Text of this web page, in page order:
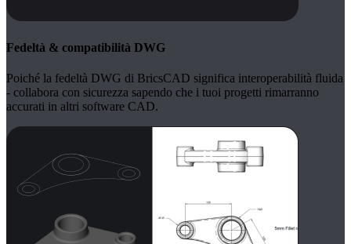
Fedeltà & compatibilità DWG
Poiché la fedeltà DWG di BricsCAD significa interoperabilità fluida
- collabora con sicurezza sapendo che i tuoi progetti rimarranno
accurati in altri software CAD.